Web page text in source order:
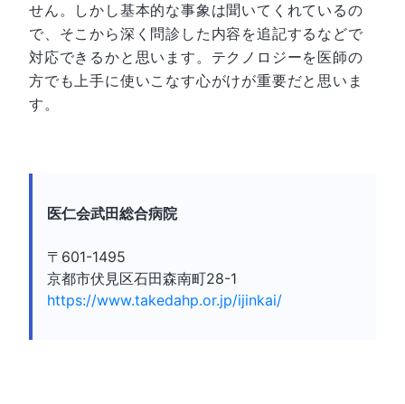
せん。しかし基本的な事象は聞いてくれているの
で、そこから深く問診した内容を追記するなどで
対応できるかと思います。テクノロジーを医師の
方でも上手に使いこなす心がけが重要だと思いま
す。
医仁会武田総合病院
〒601-1495
京都市伏見区石田森南町28-1
https://www.takedahp.or.jp/ijinkai/